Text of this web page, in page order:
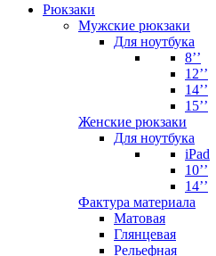
Рюкзаки
Мужские рюкзаки
Для ноутбука
8’’
12’’
14’’
15’’
Женские рюкзаки
Для ноутбука
iPad
10’’
14’’
Фактура материала
Матовая
Глянцевая
Рельефная